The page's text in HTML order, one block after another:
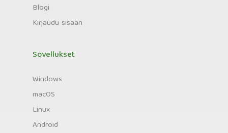
Blogi
Kirjaudu sisään
Sovellukset
Windows
macOS
Linux
Android